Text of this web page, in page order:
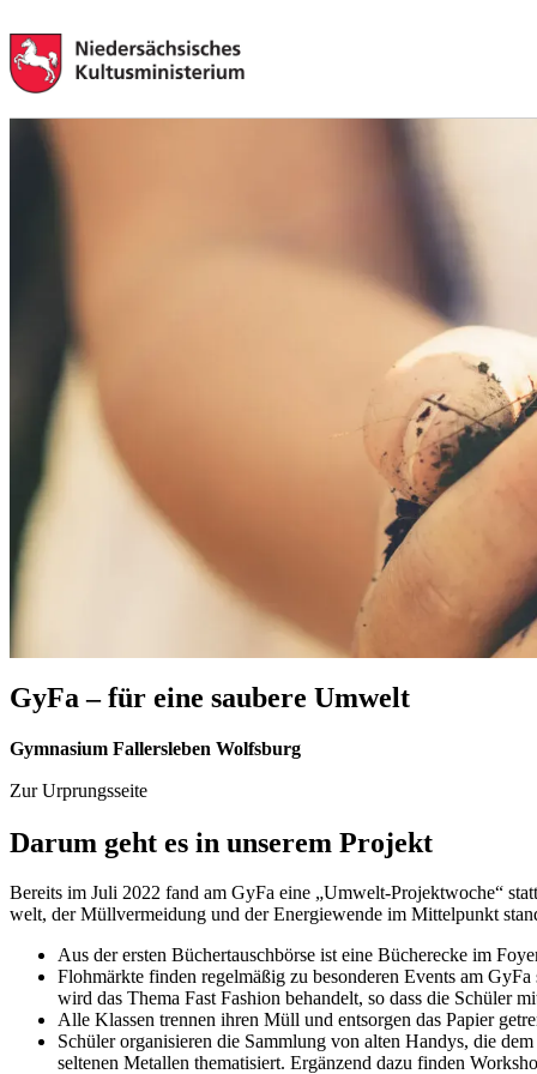
GyFa – für eine sau­be­re Um­welt
Gym­na­si­um Fal­lers­le­ben Wolfs­burg
Zur Urprungsseite
Dar­um geht es in un­se­rem Pro­jekt
Be­reits im Juli 2022 fand am GyFa eine „Um­welt-Pro­jekt­wo­che“
welt, der Müll­ver­mei­dung und der En­er­gie­wen­de im Mit­tel­punkt
Aus der ers­ten Bü­cher­tausch­bör­se ist eine Bü­cher­ecke im
Floh­märk­te fin­den re­gel­mä­ßig zu be­son­de­ren Events am
wird das The­ma Fast Fa­shion be­han­delt, so dass die Schü­ler
Alle Klas­sen tren­nen ih­ren Müll und ent­sor­gen das Pa­pier
Schü­ler or­ga­ni­sie­ren die Samm­lung von al­ten Han­dys, die
sel­te­nen Me­tal­len the­ma­ti­siert. Er­gän­zend dazu fin­den